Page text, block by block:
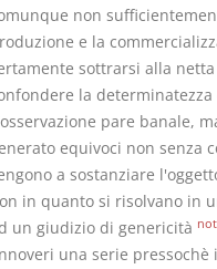
non
e la
sottrarsi alla
la
pare banale,
equivoci non senza
a sostanziare
in quanto si risolvano in
un giudizio di genericità
una serie